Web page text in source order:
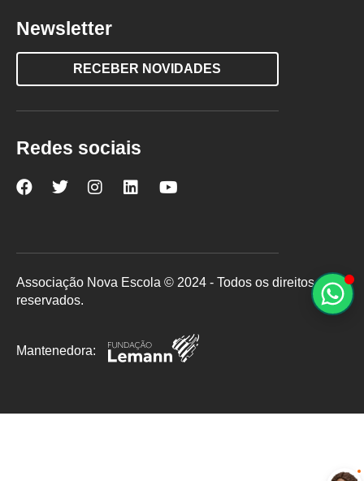
Newsletter
RECEBER NOVIDADES
Redes sociais
Nova
Facebook
Nova
Twitter
Nova
Instagram
Nova
LinkedInYouTube
Associação Nova Escola © 2024 - Todos os direitos
reservados.
Mantenedora: